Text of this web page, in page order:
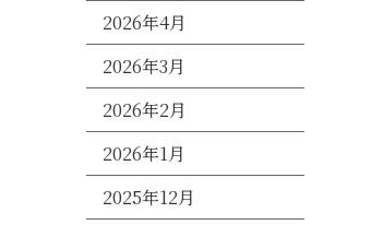
2026年4月
2026年3月
2026年2月
2026年1月
2025年12月